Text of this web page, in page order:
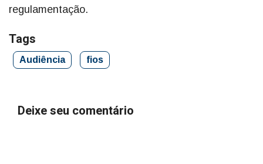
regulamentação.
Tags
Audiência fios
Deixe seu comentário